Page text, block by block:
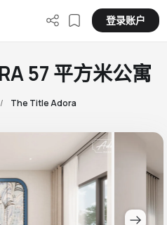
登录账户
57 平方米公寓
The Title Adora